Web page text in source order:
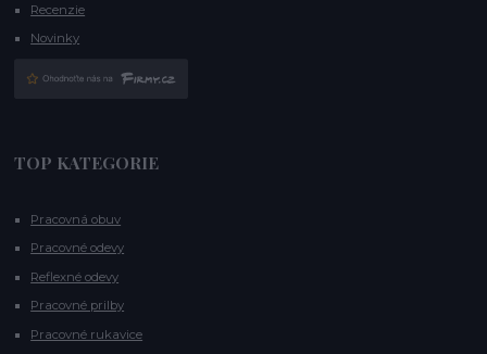
Recenzie
Novinky
TOP KATEGORIE
Pracovná obuv
Pracovné odevy
Reflexné odevy
Pracovné prilby
Pracovné rukavice